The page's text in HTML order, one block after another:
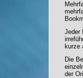
Jeder
kurze
Die
der